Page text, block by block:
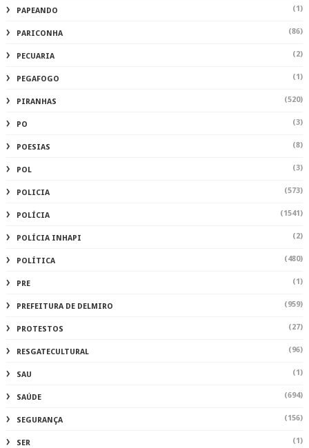
PAPEANDO (1)
PARICONHA (86)
PECUARIA (2)
PEGAFOGO (1)
PIRANHAS (520)
PO (3)
POESIAS (8)
POL (3)
POLICIA (573)
POLÍCIA (1541)
POLÍCIA INHAPI (2)
POLÍTICA (480)
PRE (1)
PREFEITURA DE DELMIRO (959)
PROTESTOS (27)
RESGATECULTURAL (96)
SAU (1)
SAÚDE (694)
SEGURANÇA (156)
SER (1)